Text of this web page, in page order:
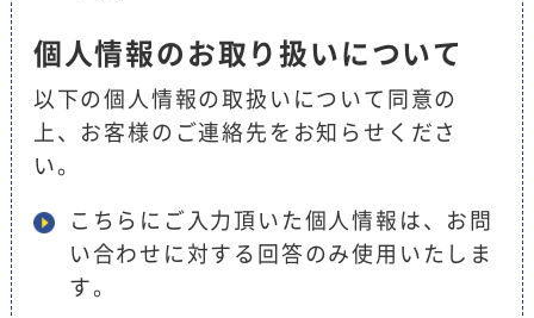
個人情報のお取り扱いについて
以下の個人情報の取扱いについて同意の
上、お客様のご連絡先をお知らせくださ
い。
こちらにご入力頂いた個人情報は、お問
い合わせに対する回答のみ使用いたしま
す。